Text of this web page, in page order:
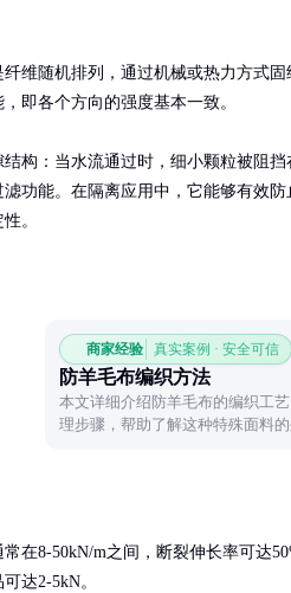
维随机排列，通过机械或热力方式
即各个方向的强度基本一致。
构：当水流通过时，细小颗粒被阻
功能。在隔离应用中，它能够有效
。
商家经验 真实案例 · 安全可信
防羊毛布编织方法
本文详细介绍防羊毛布的编织工
理步骤，帮助了解这种特殊面料的
在8-50kN/m之间，断裂伸长率可达
达2-5kN。